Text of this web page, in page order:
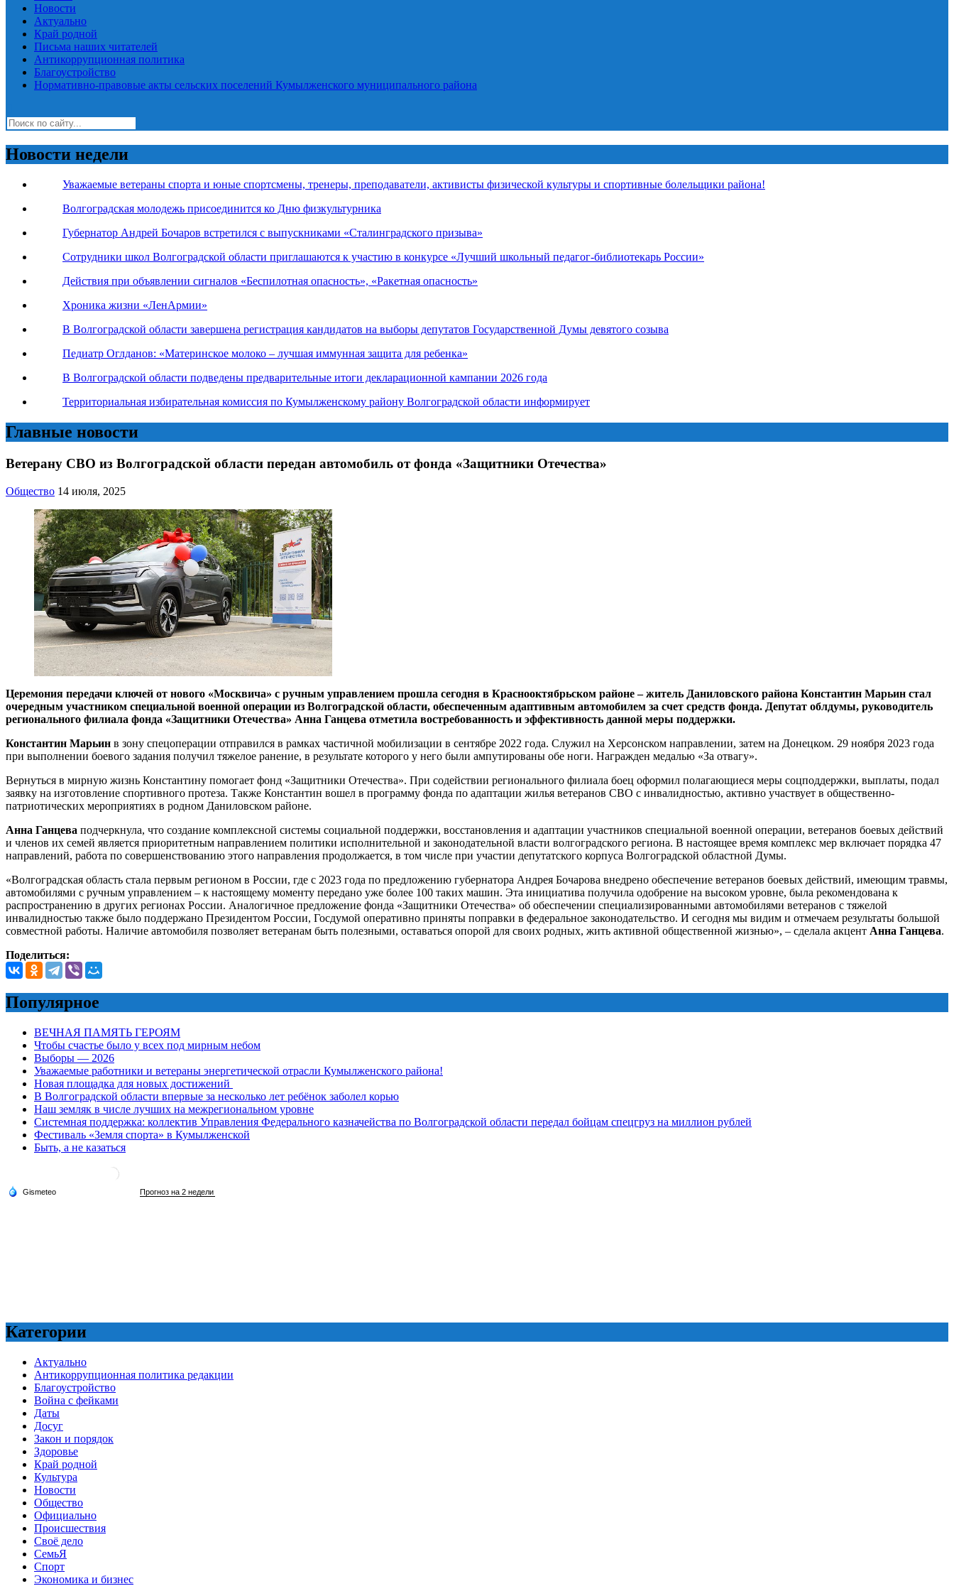
Новости
Актуально
Край родной
Письма наших читателей
Антикоррупционная политика
Благоустройство
Нормативно-правовые акты сельских поселений Кумылженского муниципального района
Новости недели
Уважаемые ветераны спорта и юные спортсмены, тренеры, преподаватели, активисты физической культуры и спортивные болельщики района!
Волгоградская молодежь присоединится ко Дню физкультурника
Губернатор Андрей Бочаров встретился с выпускниками «Сталинградского призыва»
Сотрудники школ Волгоградской области приглашаются к участию в конкурсе «Лучший школьный педагог-библиотекарь России»
Действия при объявлении сигналов «Беспилотная опасность», «Ракетная опасность»
Хроника жизни «ЛенАрмии»
В Волгоградской области завершена регистрация кандидатов на выборы депутатов Государственной Думы девятого созыва
Педиатр Оглданов: «Материнское молоко – лучшая иммунная защита для ребенка»
В Волгоградской области подведены предварительные итоги декларационной кампании 2026 года
Территориальная избирательная комиссия по Кумылженскому району Волгоградской области информирует
Главные новости
Ветерану СВО из Волгоградской области передан автомобиль от фонда «Защитники Отечества»
Общество 14 июля, 2025
Церемония передачи ключей от нового «Москвича» с ручным управлением прошла сегодня в Краснооктябрьском районе – житель Даниловского района Константин Марьин стал
очередным участником специальной военной операции из Волгоградской области, обеспеченным адаптивным автомобилем за счет средств фонда. Депутат облдумы, руководитель
регионального филиала фонда «Защитники Отечества» Анна Ганцева отметила востребованность и эффективность данной меры поддержки.
Константин Марьин в зону спецоперации отправился в рамках частичной мобилизации в сентябре 2022 года. Служил на Херсонском направлении, затем на Донецком. 29 ноября 2023 года
при выполнении боевого задания получил тяжелое ранение, в результате которого у него были ампутированы обе ноги. Награжден медалью «За отвагу».
Вернуться в мирную жизнь Константину помогает фонд «Защитники Отечества». При содействии регионального филиала боец оформил полагающиеся меры соцподдержки, выплаты, подал
заявку на изготовление спортивного протеза. Также Константин вошел в программу фонда по адаптации жилья ветеранов СВО с инвалидностью, активно участвует в общественно-
патриотических мероприятиях в родном Даниловском районе.
Анна Ганцева подчеркнула, что создание комплексной системы социальной поддержки, восстановления и адаптации участников специальной военной операции, ветеранов боевых действий
и членов их семей является приоритетным направлением политики исполнительной и законодательной власти волгоградского региона. В настоящее время комплекс мер включает порядка 47
направлений, работа по совершенствованию этого направления продолжается, в том числе при участии депутатского корпуса Волгоградской областной Думы.
«Волгоградская область стала первым регионом в России, где с 2023 года по предложению губернатора Андрея Бочарова внедрено обеспечение ветеранов боевых действий, имеющим травмы,
автомобилями с ручным управлением – к настоящему моменту передано уже более 100 таких машин. Эта инициатива получила одобрение на высоком уровне, была рекомендована к
распространению в других регионах России. Аналогичное предложение фонда «Защитники Отечества» об обеспечении специализированными автомобилями ветеранов с тяжелой
инвалидностью также было поддержано Президентом России, Госдумой оперативно приняты поправки в федеральное законодательство. И сегодня мы видим и отмечаем результаты большой
совместной работы. Наличие автомобиля позволяет ветеранам быть полезными, оставаться опорой для своих родных, жить активной общественной жизнью», – сделала акцент Анна Ганцева.
Поделиться:
Популярное
ВЕЧНАЯ ПАМЯТЬ ГЕРОЯМ
Чтобы счастье было у всех под мирным небом
Выборы — 2026
Уважаемые работники и ветераны энергетической отрасли Кумылженского района!
Новая площадка для новых достижений
В Волгоградской области впервые за несколько лет ребёнок заболел корью
Наш земляк в числе лучших на межрегиональном уровне
Системная поддержка: коллектив Управления Федерального казначейства по Волгоградской области передал бойцам спецгруз на миллион рублей
Фестиваль «Земля спорта» в Кумылженской
Быть, а не казаться
Категории
Актуально
Антикоррупционная политика редакции
Благоустройство
Война с фейками
Даты
Досуг
Закон и порядок
Здоровье
Край родной
Культура
Новости
Общество
Официально
Происшествия
Своё дело
СемьЯ
Спорт
Экономика и бизнес